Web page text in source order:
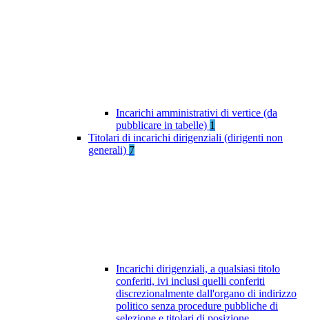
Incarichi amministrativi di vertice (da
pubblicare in tabelle) 1
Titolari di incarichi dirigenziali (dirigenti non
generali) 7
Incarichi dirigenziali, a qualsiasi titolo
conferiti, ivi inclusi quelli conferiti
discrezionalmente dall'organo di indirizzo
politico senza procedure pubbliche di